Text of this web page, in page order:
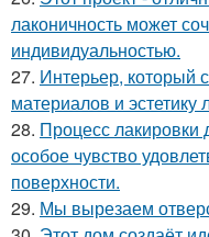
лаконичность может
индивидуальностью.
27. Интерьер, который
материалов и эстетику
28. Процесс лакировки
особое чувство
поверхности.
29. Мы вырезаем